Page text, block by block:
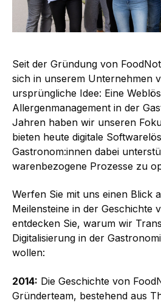
Seit der Gründung von
sich in unserem Unternehmen
ursprüngliche Idee: Eine
Allergenmanagement in der
Jahren haben wir unseren
bieten heute digitale
Gastronom:innen dabei
warenbezogene Prozesse zu
Werfen Sie mit uns einen Blick
Meilensteine in der Geschichte
entdecken Sie, warum wir
Digitalisierung in der
wollen:
2014: Die Geschichte von
Gründerteam, bestehend aus